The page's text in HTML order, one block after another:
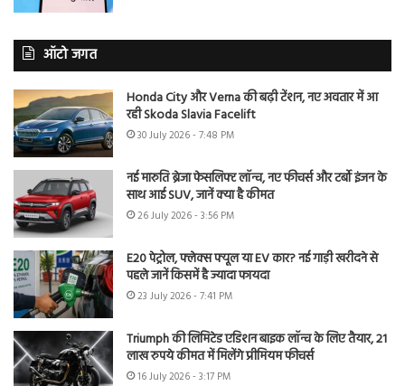
ऑटो जगत
Honda City और Verna की बढ़ी टेंशन, नए अवतार में आ
रही Skoda Slavia Facelift
30 July 2026 - 7:48 PM
नई मारुति ब्रेजा फेसलिफ्ट लॉन्च, नए फीचर्स और टर्बो इंजन के
साथ आई SUV, जानें क्या है कीमत
26 July 2026 - 3:56 PM
E20 पेट्रोल, फ्लेक्स फ्यूल या EV कार? नई गाड़ी खरीदने से
पहले जानें किसमें है ज्यादा फायदा
23 July 2026 - 7:41 PM
Triumph की लिमिटेड एडिशन बाइक लॉन्च के लिए तैयार, 21
लाख रुपये कीमत में मिलेंगे प्रीमियम फीचर्स
16 July 2026 - 3:17 PM